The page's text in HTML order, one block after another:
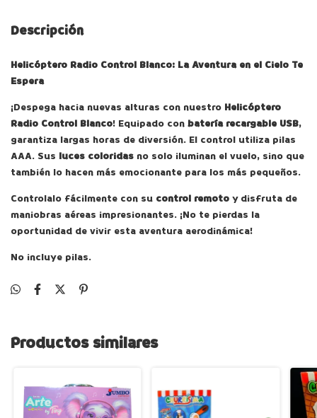
Descripción
Helicóptero Radio Control Blanco: La Aventura en el Cielo Te
Espera
¡Despega hacia nuevas alturas con nuestro Helicóptero
Radio Control Blanco! Equipado con batería recargable USB,
garantiza largas horas de diversión. El control utiliza pilas
AAA. Sus luces coloridas no solo iluminan el vuelo, sino que
también lo hacen más emocionante para los más pequeños.
Controlalo fácilmente con su control remoto y disfruta de
maniobras aéreas impresionantes. ¡No te pierdas la
oportunidad de vivir esta aventura aerodinámica!
No incluye pilas.
Productos similares